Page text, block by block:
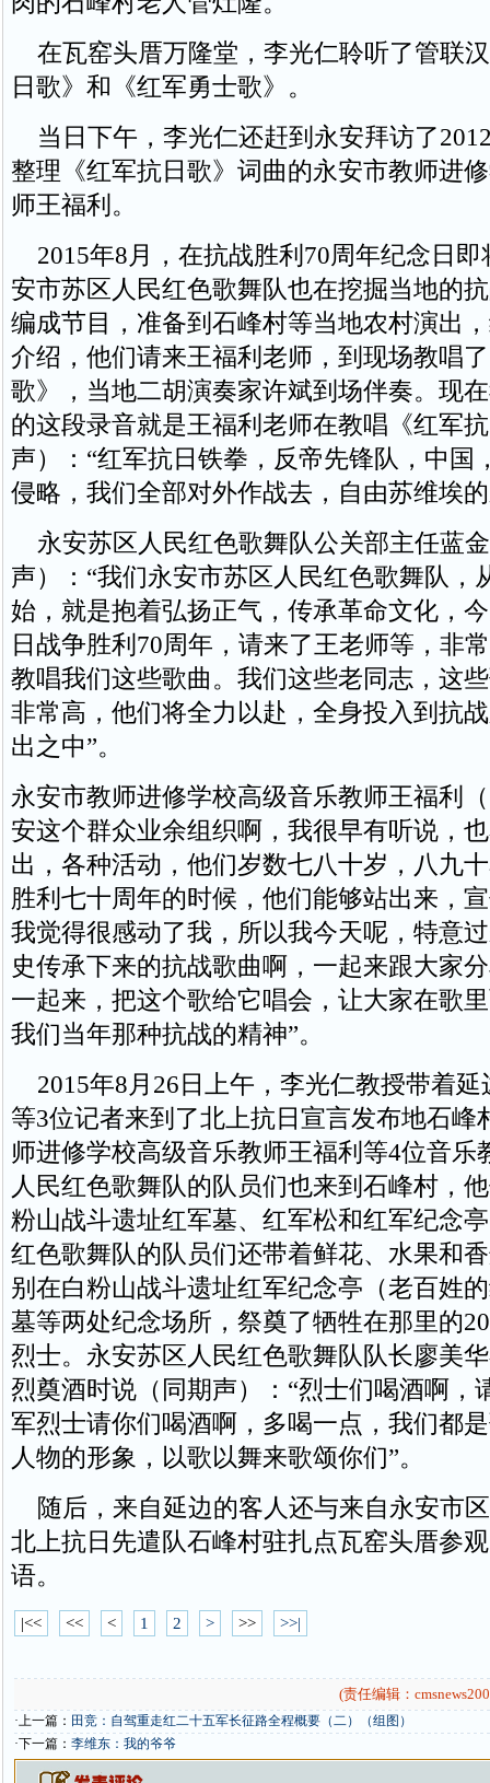
在瓦窑头厝万隆堂，李光仁聆听了管联
日歌》和《红军勇士歌》。
当日下午，李光仁还赶到永安拜访了
整理《红军抗日歌》词曲的永安市教师进
师王福利。
2015年8月，在抗战胜利70周年纪念日即
安市苏区人民红色歌舞队也在挖掘当地的
编成节目，准备到石峰村等当地农村演出
介绍，他们请来王福利老师，到现场教唱
歌》，当地二胡演奏家许斌到场伴奏。现
的这段录音就是王福利老师在教唱《红军
声）：“红军抗日铁拳，反帝先锋队，中国
侵略，我们全部对外作战去，自由苏维埃
永安苏区人民红色歌舞队公关部主任蓝
声）：“我们永安市苏区人民红色歌舞队，
始，就是抱着弘扬正气，传承革命文化，
日战争胜利70周年，请来了王老师等，非
教唱我们这些歌曲。我们这些老同志，这
非常高，他们将全力以赴，全身投入到抗
出之中”。
永安市教师进修学校高级音乐教师王福利
安这个群众业余组织啊，我很早有听说，
出，各种活动，他们岁数七八十岁，八九
胜利七十周年的时候，他们能够站出来，
我觉得很感动了我，所以我今天呢，特意
史传承下来的抗战歌曲啊，一起来跟大家
一起来，把这个歌给它唱会，让大家在歌
我们当年那种抗战的精神”。
2015年8月26日上午，李光仁教授带着延
等3位记者来到了北上抗日宣言发布地石峰
师进修学校高级音乐教师王福利等4位音乐
人民红色歌舞队的队员们也来到石峰村，
粉山战斗遗址红军墓、红军松和红军纪念
红色歌舞队的队员们还带着鲜花、水果和
别在白粉山战斗遗址红军纪念亭（老百姓
墓等两处纪念场所，祭奠了牺牲在那里的
烈士。永安苏区人民红色歌舞队队长廖美
烈奠酒时说（同期声）：“烈士们喝酒啊，
军烈士请你们喝酒啊，多喝一点，我们都
人物的形象，以歌以舞来歌颂你们”。
随后，来自延边的客人还与来自永安市
北上抗日先遣队石峰村驻扎点瓦窑头厝参
语。
|<< << < 1 2 > >> >>|
(责任编辑：
·上一篇： 田竞：自驾重走红二十五军长征路全程概要（二）（组图）
·下一篇： 李维东：我的爷爷